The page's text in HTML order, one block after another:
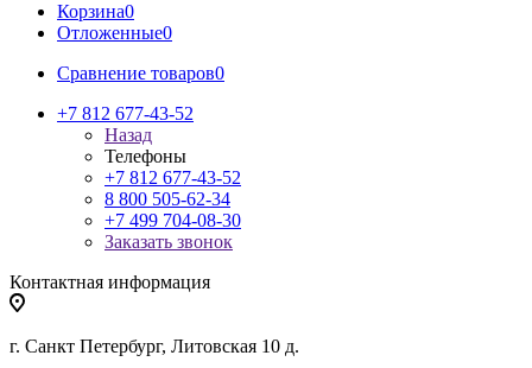
Корзина0
Отложенные0
Сравнение товаров0
+7 812 677-43-52
Назад
Телефоны
+7 812 677-43-52
8 800 505-62-34
+7 499 704-08-30
Заказать звонок
Контактная информация
г. Санкт Петербург, Литовская 10 д.